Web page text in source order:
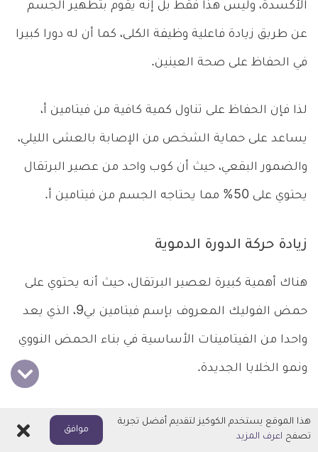
الأكسدة، وليس هذا فقط بل إنه يقوم بتطهير الجسم
عن طريق زيادة فاعلية وظيفة الكلى، كما أن له دورا كبيرا
في الحفاظ على صحة العينين.
لذا فإن الحفاظ على تناول كمية كافية من فيتامين أ،
يساعد على حماية الشخص من الإصابة بالعشى الليلي،
والضمور البقعي، حيث أن كوب واحد من عصير البرتقال
يحتوي على 50% مما يحتاجه الجسم من فيتامين أ.
زيادة حركة الدورة الدموية
هناك أهمية كبيرة لعصير البرتقال، حيث أنه يحتوي على
حمض الفوليك المعروف بإسم فيتامين بي9، الذي يعد
واحدا من الفيتامينات الأساسية في بناء الحمض النووي
ونمو الخلايا الجديدة.
كا أن حمض الفوليك يلعب دورا مهما في الحفاظ على
الخلايا ومنع حدوث الطفرات الجينية، والتي تسببها
هذا الموقع يستخدم الكوكيز لتقديم أفضل تجربة
تصفح اعرف المزيد
موافق اغلاق